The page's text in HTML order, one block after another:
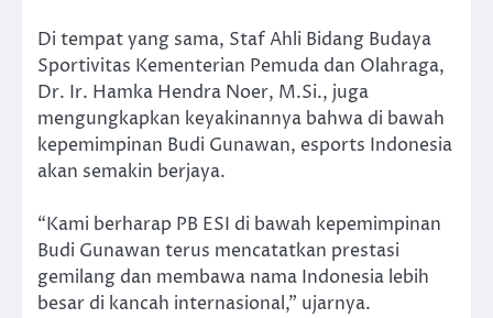
Di tempat yang sama, Staf Ahli Bidang Budaya
Sportivitas Kementerian Pemuda dan Olahraga,
Dr. Ir. Hamka Hendra Noer, M.Si., juga
mengungkapkan keyakinannya bahwa di bawah
kepemimpinan Budi Gunawan, esports Indonesia
akan semakin berjaya.
“Kami berharap PB ESI di bawah kepemimpinan
Budi Gunawan terus mencatatkan prestasi
gemilang dan membawa nama Indonesia lebih
besar di kancah internasional,” ujarnya.